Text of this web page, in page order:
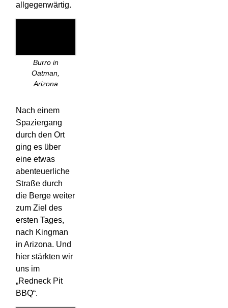
allgegenwärtig.
Burro in
Oatman,
Arizona
Nach einem
Spaziergang
durch den Ort
ging es über
eine etwas
abenteuerliche
Straße durch
die Berge weiter
zum Ziel des
ersten Tages,
nach Kingman
in Arizona. Und
hier stärkten wir
uns im
„Redneck Pit
BBQ“.